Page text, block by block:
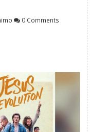
0 Comments